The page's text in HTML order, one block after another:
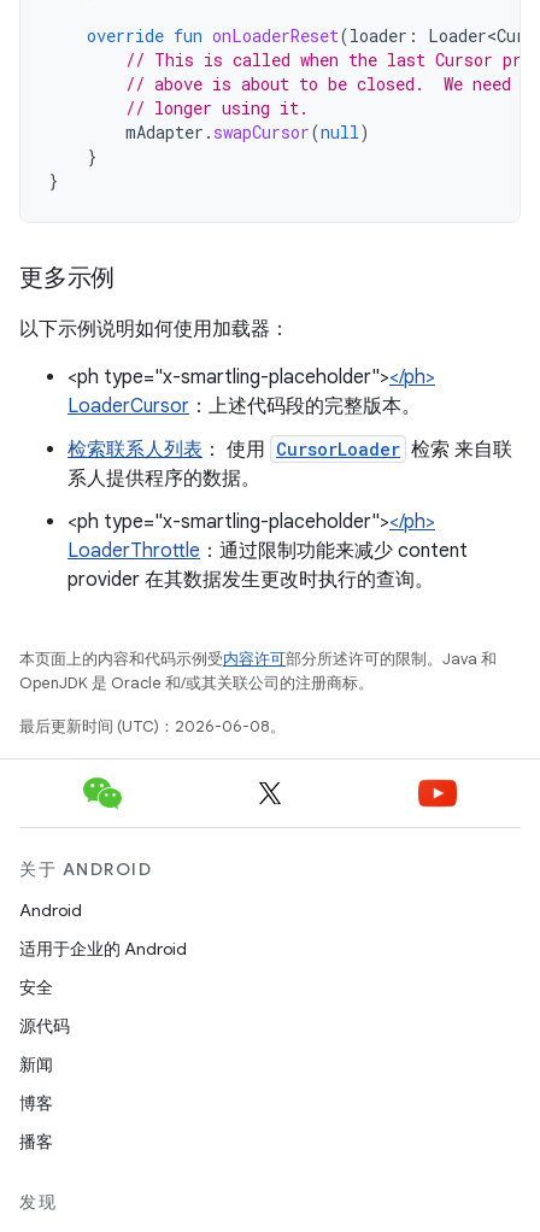
override fun onLoaderReset(loader :
// This is called when the last Cursor
// above is about to be closed.  We need to
// longer using it.
mAdapter . swapCursor(null)
}
}
更多示例
以下示例说明如何使用加载器：
<ph type="x-smartling-placeholder"></ph>
LoaderCursor ：上述代码段的完整版本。
检索联系人列表 ： 使用 CursorLoader 检索 来自联
系人提供程序的数据。
<ph type="x-smartling-placeholder"></ph>
LoaderThrottle ：通过限制功能来减少 content
provider 在其数据发生更改时执行的查询。
本页面上的内容和代码示例受内容许可部分所述许可的限制。Java 和
OpenJDK 是 Oracle 和/或其关联公司的注册商标。
最后更新时间 (UTC)：2026-06-08。
关于 ANDROID
Android
适用于企业的 Android
安全
源代码
新闻
博客
播客
发现